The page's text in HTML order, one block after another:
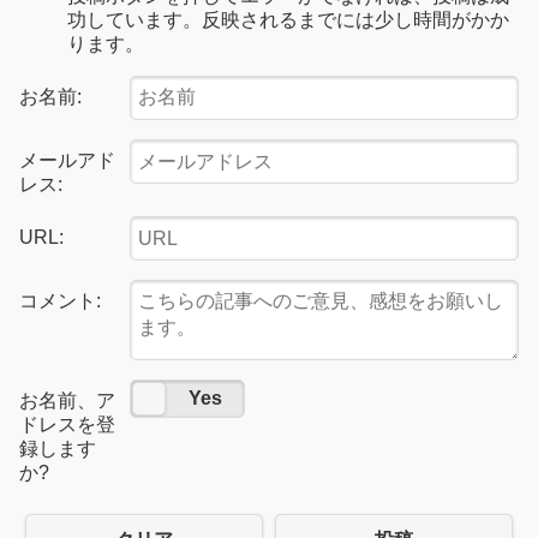
功しています。反映されるまでには少し時間がかか
ります。
お名前:
メールアド
レス:
URL:
コメント:
お名前、ア
ドレスを登
録します
か?
No Yes